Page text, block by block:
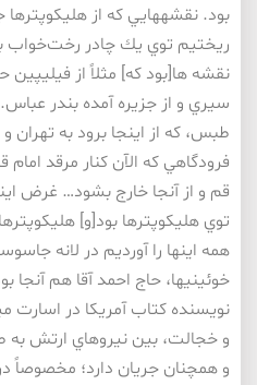
بود. نقشههايي كه از
ريختيم توي يك چادر رخت‌خواب
نقشه ها[بود كه] مثلاً از فيليپين
سيري و از جزيره آمده بندر
طبس، كه از اينجا برود به تهران و
فرودگاهي كه الآن كنار مرقد امام
قم و از آنجا خارج بشود… غرض
توي هليكوپترها بود[و]
همه اينها را آورديم در لانه
خوئينيها، حاج احمد آقا هم آنجا
نويسنده كتاب آمريكا در اسارت
و خجالت، بين نيروهاي ارتش
و همچنان جريان دارد؛ مخصوصاً